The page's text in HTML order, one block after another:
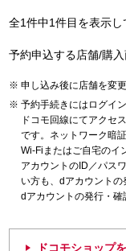
全1件中1件目を表示
予約申込する店舗/購
申し込み後に店舗を変
予約手続きにはログイ
ドコモ回線にてアクセ
です。ネットワーク暗
Wi-Fiまたはご自宅のイ
アカウントのID／パス
い方も、dアカウントの
dアカウントの発行・確
ドコモショップ